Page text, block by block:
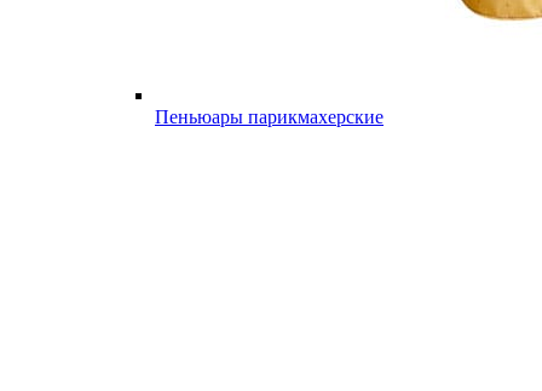
Пеньюары парикмахерские